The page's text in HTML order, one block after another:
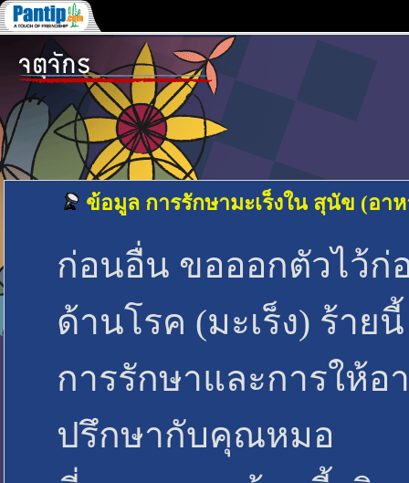
ข้อมูล การรักษามะเร็งใน สุนัข (อา
ก่อนอื่น ขอออกตัวไว้ก่
ด้านโรค (มะเร็ง) ร้ายนี้
การรักษาและการให้
ปรึกษากับคุณหมอ